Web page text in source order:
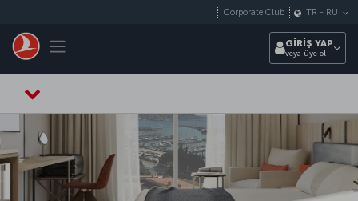
Toggle navigation
Corporate Club TR - RU
GİRİŞ YAP
veya üye ol